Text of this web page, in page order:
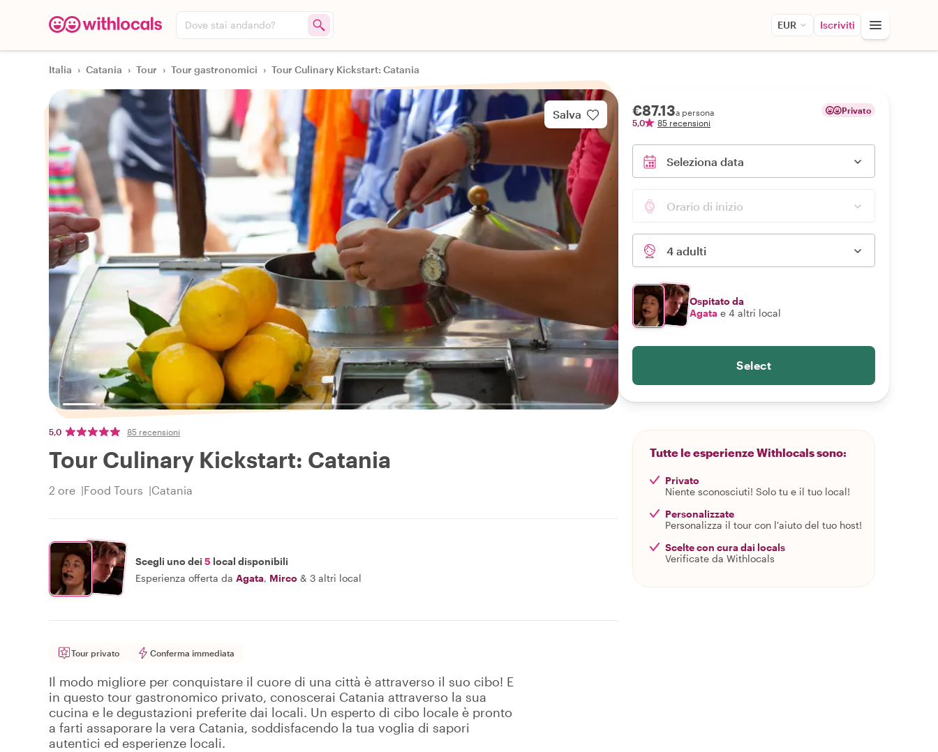
Dove stai andando? EUR Iscriviti
Italia › Catania › Tour › Tour gastronomici › Tour Culinary Kickstart: Catania
Salva
5,0 85 recensioni
Tour Culinary Kickstart: Catania
2 ore Food Tours Catania
Scegli uno dei 5 local disponibili
Esperienza offerta da Agata, Mirco & 3 altri local
Tour privato Conferma immediata
Il modo migliore per conquistare il cuore di una città è attraverso il suo cibo! E
in questo tour gastronomico privato, conoscerai Catania attraverso la sua
cucina e le degustazioni preferite dai locali. Un esperto di cibo locale è pronto
a farti assaporare la vera Catania, soddisfacendo la tua voglia di sapori
autentici ed esperienze locali.
€87.13a persona
5,0
85 recensioni
Privato
Seleziona data
Orario di inizio
4 adulti
Ospitato da
Agata e 4 altri local
Select
Tutte le esperienze Withlocals sono:
Privato
Niente sconosciuti! Solo tu e il tuo local!
Personalizzate
Personalizza il tour con l'aiuto del tuo host!
Scelte con cura dai locals
Verificate da Withlocals